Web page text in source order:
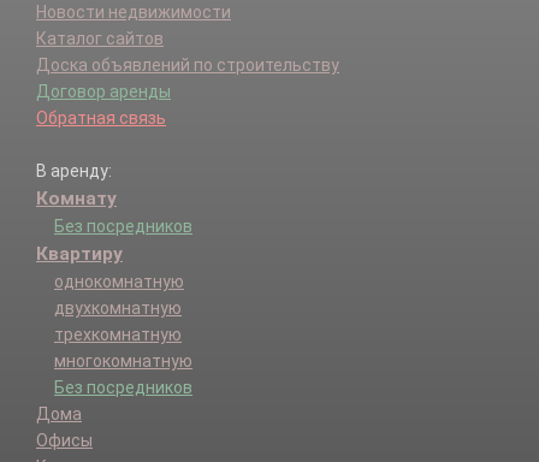
Новости недвижимости
Каталог сайтов
Доска объявлений по строительству
Договор аренды
Обратная связь
В аренду:
Комнату
Без посредников
Квартиру
однокомнатную
двухкомнатную
трехкомнатную
многокомнатную
Без посредников
Дома
Офисы